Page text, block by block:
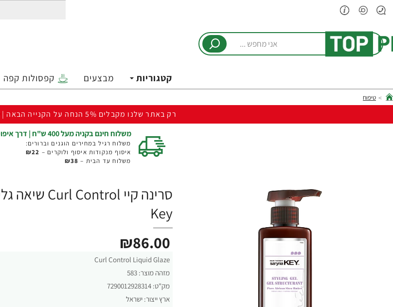
מחפש
קטגוריות מבצעים קפסולות קפה
home
טיפוח
רק באתר שלנו מקבלים 5% הנחה על הקנייה הבאה |
משלוח חינם בקניה מעל 400 ש"ח | דרך איפוסט עד 5 ק"ג
משלוח רגיל במחירים הוגנים וברורים:
איסוף מנקודות איסוף ולוקרים – ₪22
משלוח עד הבית – ₪38
Key
Curl Control Liquid Glaze
מזהה מוצר: 583
מק"ט: 7290012928314
ארץ ייצור: ישראל
₪86.00